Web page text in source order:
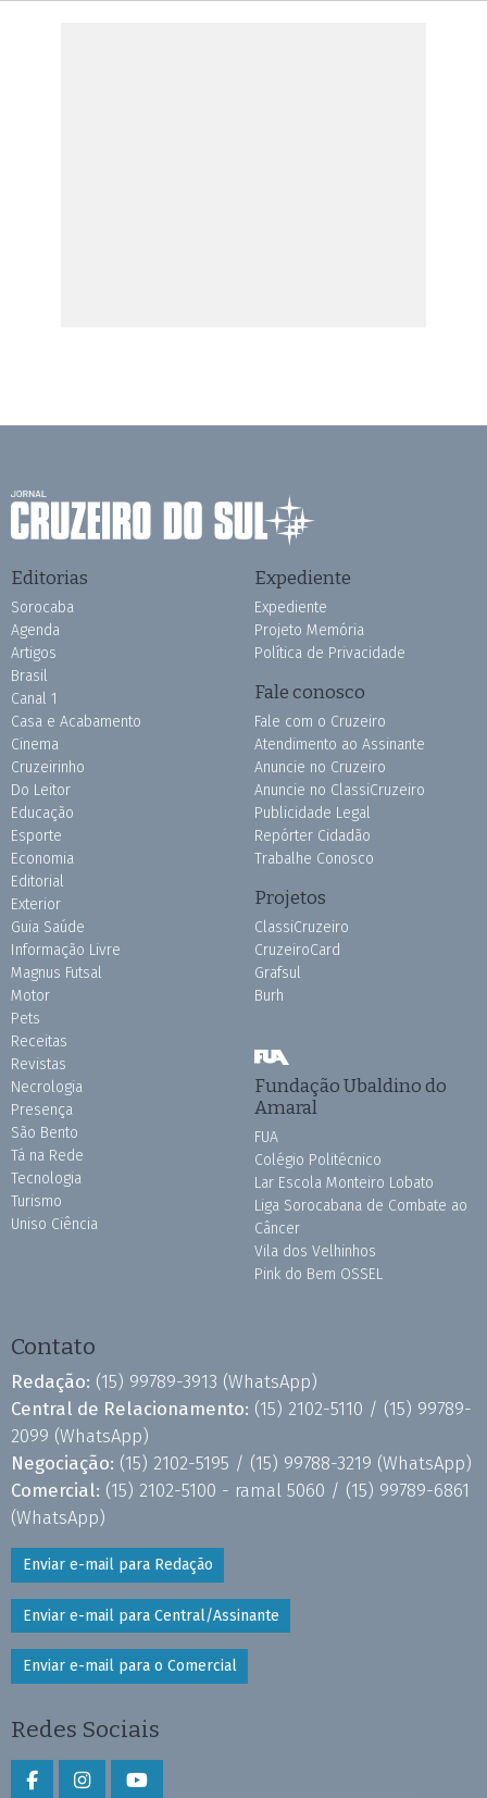
Editorias
Sorocaba
Agenda
Artigos
Brasil
Canal 1
Casa e Acabamento
Cinema
Cruzeirinho
Do Leitor
Educação
Esporte
Economia
Editorial
Exterior
Guia Saúde
Informação Livre
Magnus Futsal
Motor
Pets
Receitas
Revistas
Necrologia
Presença
São Bento
Tá na Rede
Tecnologia
Turismo
Uniso Ciência
Expediente
Expediente
Projeto Memória
Política de Privacidade
Fale conosco
Fale com o Cruzeiro
Atendimento ao Assinante
Anuncie no Cruzeiro
Anuncie no ClassiCruzeiro
Publicidade Legal
Repórter Cidadão
Trabalhe Conosco
Projetos
ClassiCruzeiro
CruzeiroCard
Grafsul
Burh
Fundação Ubaldino do
Amaral
FUA
Colégio Politécnico
Lar Escola Monteiro Lobato
Liga Sorocabana de Combate ao
Câncer
Vila dos Velhinhos
Pink do Bem OSSEL
Contato
Redação: (15) 99789-3913 (WhatsApp)
Central de Relacionamento: (15) 2102-5110 / (15) 99789-
2099 (WhatsApp)
Negociação: (15) 2102-5195 / (15) 99788-3219 (WhatsApp)
Comercial: (15) 2102-5100 - ramal 5060 / (15) 99789-6861
(WhatsApp)
Enviar e-mail para Redação
Enviar e-mail para Central/Assinante
Enviar e-mail para o Comercial
Redes Sociais